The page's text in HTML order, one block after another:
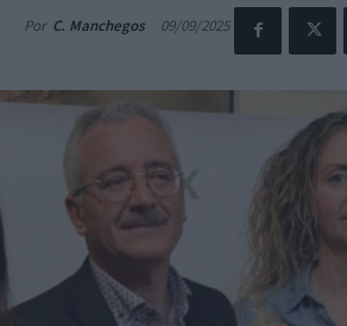
Por C. Manchegos 09/09/2025